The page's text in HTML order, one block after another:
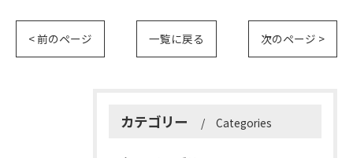
< 前のページ 一覧に戻る 次のページ >
カテゴリー Categories